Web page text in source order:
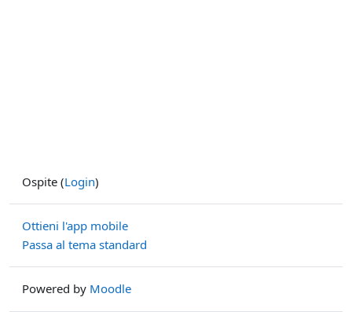
Ospite (Login)
Ottieni l'app mobile
Passa al tema standard
Powered by Moodle